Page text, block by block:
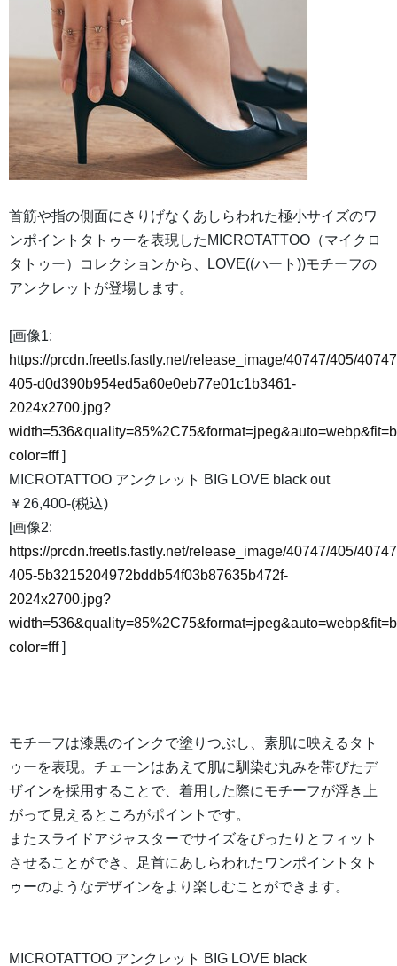
首筋や指の側面にさりげなくあしらわれた極小サイズのワ
ンポイントタトゥーを表現したMICROTATTOO（マイクロ
タトゥー）コレクションから、LOVE((ハート))モチーフの
アンクレットが登場します。
[画像1:
https://prcdn.freetls.fastly.net/release_image/40747/405/
405-d0d390b954ed5a60e0eb77e01c1b3461-
2024x2700.jpg?
color=fff]
MICROTATTOO アンクレット BIG LOVE black out
￥26,400-(税込)
[画像2:
https://prcdn.freetls.fastly.net/release_image/40747/405/
405-5b3215204972bddb54f03b87635b472f-
2024x2700.jpg?
color=fff]
モチーフは漆黒のインクで塗りつぶし、素肌に映えるタト
ゥーを表現。チェーンはあえて肌に馴染む丸みを帯びたデ
ザインを採用することで、着用した際にモチーフが浮き上
がって見えるところがポイントです。
またスライドアジャスターでサイズをぴったりとフィット
させることができ、足首にあしらわれたワンポイントタト
ゥーのようなデザインをより楽しむことができます。
MICROTATTOO アンクレット BIG LOVE black